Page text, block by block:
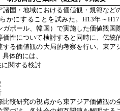
国・地域における価値観・規範など
かにすることを試みた。H13年～
ポール、韓国）で実施した価値観国
価性について検討すると同時に、伝統
る価値観の大局的考察を行い、東ア
体的には、
関する検討
較研究の視点から東アジア価値観の